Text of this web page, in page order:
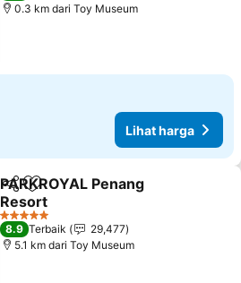
0.3 km dari Toy Museum
Lihat harga
KongsiTambah ke favorit
PARKROYAL Penang
Resort
5 Bintang
8.9 Terbaik
29,477
5.1 km dari Toy Museum